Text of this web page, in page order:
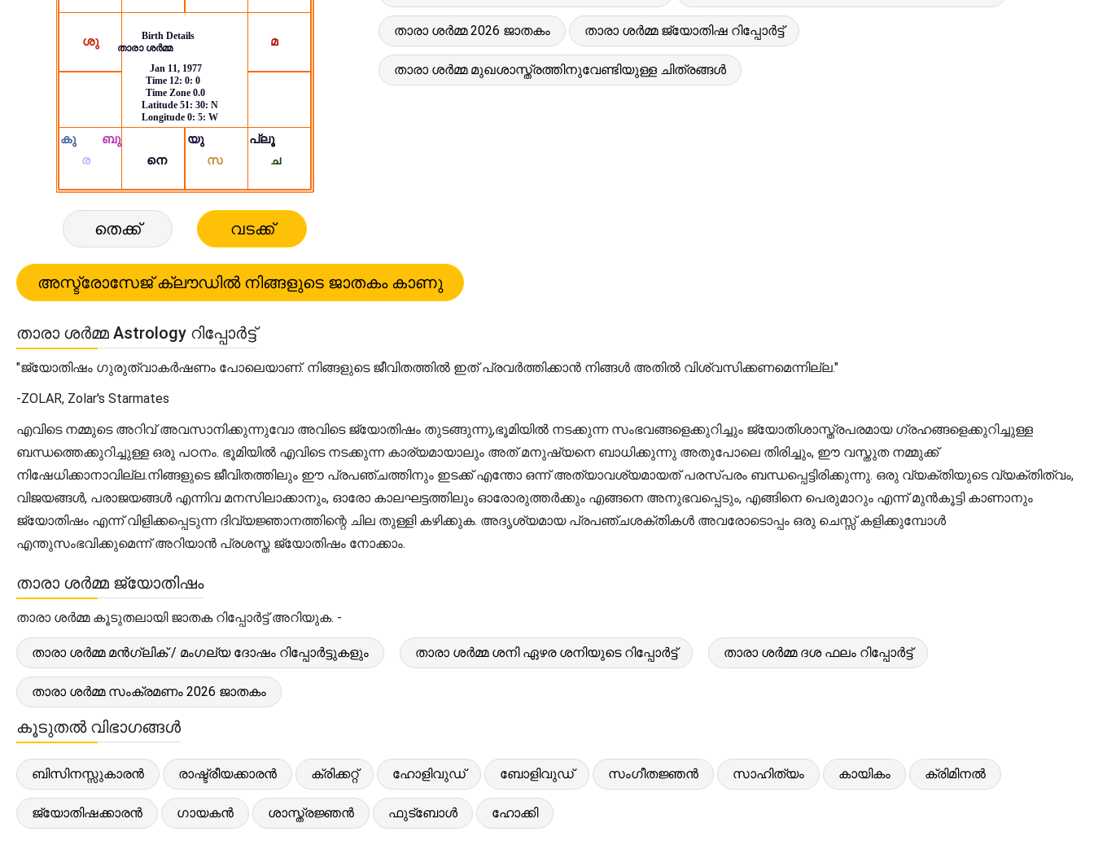
തെക്ക് വടക്ക്
താരാ ശർമ്മ 2026 ജാതകം താരാ ശർമ്മ ജ്യോതിഷ റിപ്പോർട്ട്
താരാ ശർമ്മ മുഖശാസ്ത്രത്തിനുവേണ്ടിയുള്ള ചിത്രങ്ങൾ
താരാ ശർമ്മ Astrology റിപ്പോർട്ട്
"ജ്യോതിഷം ഗുരുത്വാകർഷണം പോലെയാണ്. നിങ്ങളുടെ ജീവിതത്തിൽ ഇത് പ്രവർത്തിക്കാൻ നിങ്ങൾ അതിൽ വിശ്വസിക്കണമെന്നില്ല."
-ZOLAR, Zolar's Starmates
എവിടെ നമ്മുടെ അറിവ് അവസാനിക്കുന്നുവോ അവിടെ ജ്യോതിഷം തുടങ്ങുന്നു,ഭൂമിയിൽ നടക്കുന്ന സംഭവങ്ങളെക്കുറിച്ചും ജ്യോതിശാസ്ത്രപരമായ ഗ്രഹങ്ങളെക്കുറിച്ചുള്ള
ബന്ധത്തെക്കുറിച്ചുള്ള ഒരു പഠനം. ഭൂമിയിൽ എവിടെ നടക്കുന്ന കാര്യമായാലും അത് മനുഷ്യനെ ബാധിക്കുന്നു അതുപോലെ തിരിച്ചും, ഈ വസ്തുത നമ്മുക്ക്
നിഷേധിക്കാനാവില്ല.നിങ്ങളുടെ ജീവിതത്തിലും ഈ പ്രപഞ്ചത്തിനും ഇടക്ക് എന്തോ ഒന്ന് അത്യാവശ്യമായത് പരസ്പരം ബന്ധപ്പെട്ടിരിക്കുന്നു. ഒരു വ്യക്തിയുടെ വ്യക്തിത്വം,
വിജയങ്ങൾ, പരാജയങ്ങൾ എന്നിവ മനസിലാക്കാനും, ഓരോ കാലഘട്ടത്തിലും ഓരോരുത്തർക്കും എങ്ങനെ അനുഭവപ്പെടും, എങ്ങിനെ പെരുമാറും എന്ന് മുൻകൂട്ടി കാണാനും
ജ്യോതിഷം എന്ന് വിളിക്കപ്പെടുന്ന ദിവ്യജ്ഞാനത്തിന്റെ ചില തുള്ളി കഴിക്കുക. അദൃശ്യമായ പ്രപഞ്ചശക്തികൾ അവരോടൊപ്പം ഒരു ചെസ്സ് കളിക്കുമ്പോൾ
എന്തുസംഭവിക്കുമെന്ന് അറിയാൻ പ്രശസ്ത ജ്യോതിഷം നോക്കാം.
താരാ ശർമ്മ ജ്യോതിഷം
താരാ ശർമ്മ കൂടുതലായി ജാതക റിപ്പോർട്ട് അറിയുക. -
താരാ ശർമ്മ മൻഗ്ലിക് / മംഗല്യ ദോഷം റിപ്പോർട്ടുകളും താരാ ശർമ്മ ശനി ഏഴര ശനിയുടെ റിപ്പോർട്ട് താരാ ശർമ്മ ദശ ഫലം റിപ്പോർട്ട്
താരാ ശർമ്മ സംക്രമണം 2026 ജാതകം
കൂടുതൽ വിഭാഗങ്ങൾ
ബിസിനസ്സുകാരൻ രാഷ്ട്രീയക്കാരൻ ക്രിക്കറ്റ് ഹോളിവുഡ് ബോളിവുഡ് സംഗീതജ്ഞൻ സാഹിത്യം കായികം ക്രിമിനൽ
ജ്യോതിഷക്കാരൻ ഗായകൻ ശാസ്ത്രജ്ഞൻ ഫുട്ബോൾ ഹോക്കി